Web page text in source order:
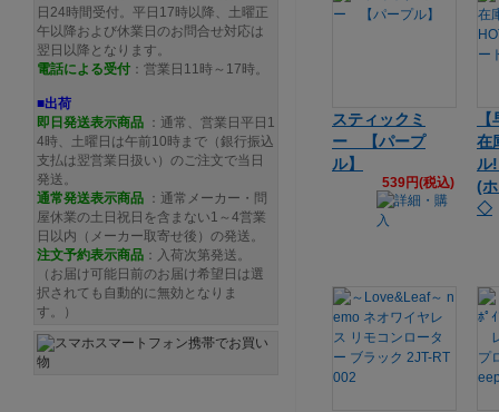
スティックミ
ー 【パープ
ル】
539円(税込)
在
ル
(
◇
日24時間受付。平日17時以降、土曜正
午以降および休業日のお問合せ対応は
翌日以降となります。
電話による受付 ：営業日11時～17時。
■出荷
即日発送表示商品 ：通常、営業日平日1
4時、土曜日は午前10時まで（銀行振込
支払は翌営業日扱い）のご注文で当日
発送。
通常発送表示商品 ：通常メーカー・問
屋休業の土日祝日を含まない1～4営業
日以内（メーカー取寄せ後）の発送。
注文予約表示商品 ：入荷次第発送。
（お届け可能日前のお届け希望日は選
択されても自動的に無効となりま
す。）